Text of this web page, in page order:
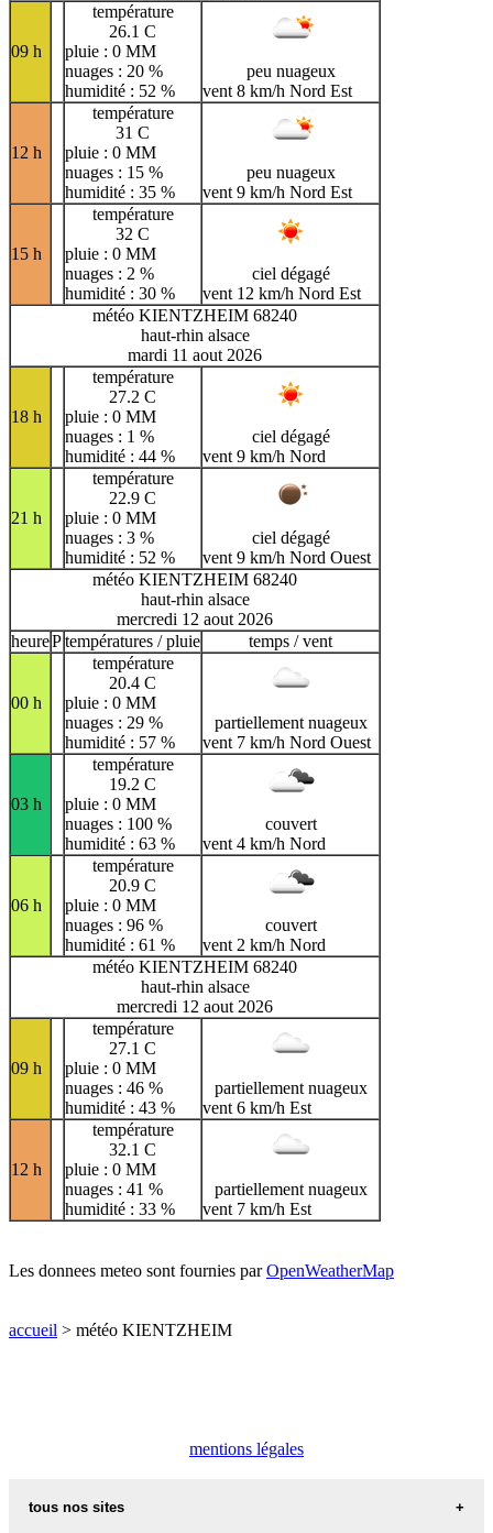
09 h
température
26.1 C
pluie : 0 MM
nuages : 20 %
humidité : 52 %
peu nuageux
vent 8 km/h Nord Est
12 h
température
31 C
pluie : 0 MM
nuages : 15 %
humidité : 35 %
peu nuageux
vent 9 km/h Nord Est
15 h
température
32 C
pluie : 0 MM
nuages : 2 %
humidité : 30 %
ciel dégagé
vent 12 km/h Nord Est
météo KIENTZHEIM 68240
haut-rhin alsace
mardi 11 aout 2026
18 h
température
27.2 C
pluie : 0 MM
nuages : 1 %
humidité : 44 %
ciel dégagé
vent 9 km/h Nord
21 h
température
22.9 C
pluie : 0 MM
nuages : 3 %
humidité : 52 %
ciel dégagé
vent 9 km/h Nord Ouest
météo KIENTZHEIM 68240
haut-rhin alsace
mercredi 12 aout 2026
heurePtempératures / pluie temps / vent
00 h
température
20.4 C
pluie : 0 MM
nuages : 29 %
humidité : 57 %
partiellement nuageux
vent 7 km/h Nord Ouest
03 h
température
19.2 C
pluie : 0 MM
nuages : 100 %
humidité : 63 %
couvert
vent 4 km/h Nord
06 h
température
20.9 C
pluie : 0 MM
nuages : 96 %
humidité : 61 %
couvert
vent 2 km/h Nord
météo KIENTZHEIM 68240
haut-rhin alsace
mercredi 12 aout 2026
09 h
température
27.1 C
pluie : 0 MM
nuages : 46 %
humidité : 43 %
partiellement nuageux
vent 6 km/h Est
12 h
température
32.1 C
pluie : 0 MM
nuages : 41 %
humidité : 33 %
partiellement nuageux
vent 7 km/h Est
Les donnees meteo sont fournies parOpenWeatherMap
accueil > météo KIENTZHEIM
mentions légales
tous nos sites